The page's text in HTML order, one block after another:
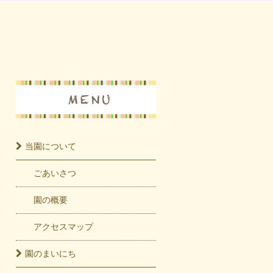
当園について
ごあいさつ
園の概要
アクセスマップ
園のまいにち